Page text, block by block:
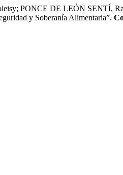
PONCE DE LEÓN SENTÍ,
y Soberanía Alimentaria”.